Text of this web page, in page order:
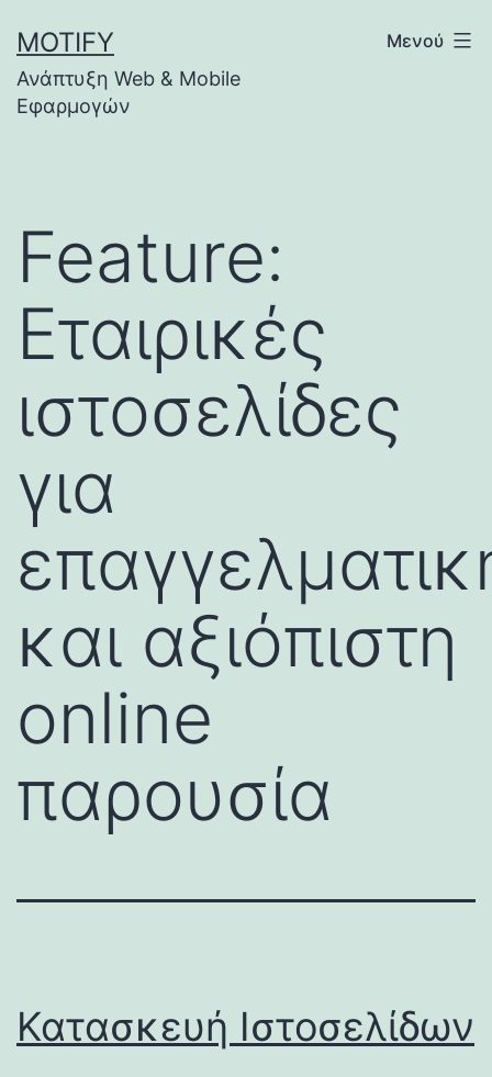
σε
περιεχόμενο
MOTIFY
Ανάπτυξη Web & Mobile
Εφαρμογών
Μενού
Feature:
Εταιρικές
ιστοσελίδες
για
και αξιόπιστη
online
παρουσία
Κατασκευή Ιστοσελίδων